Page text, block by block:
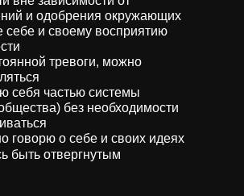
и одобрения окружающих
себе и своему восприятию
тревоги, можно
себя частью системы
без необходимости
говорю о себе и своих идеях
быть отвергнутым